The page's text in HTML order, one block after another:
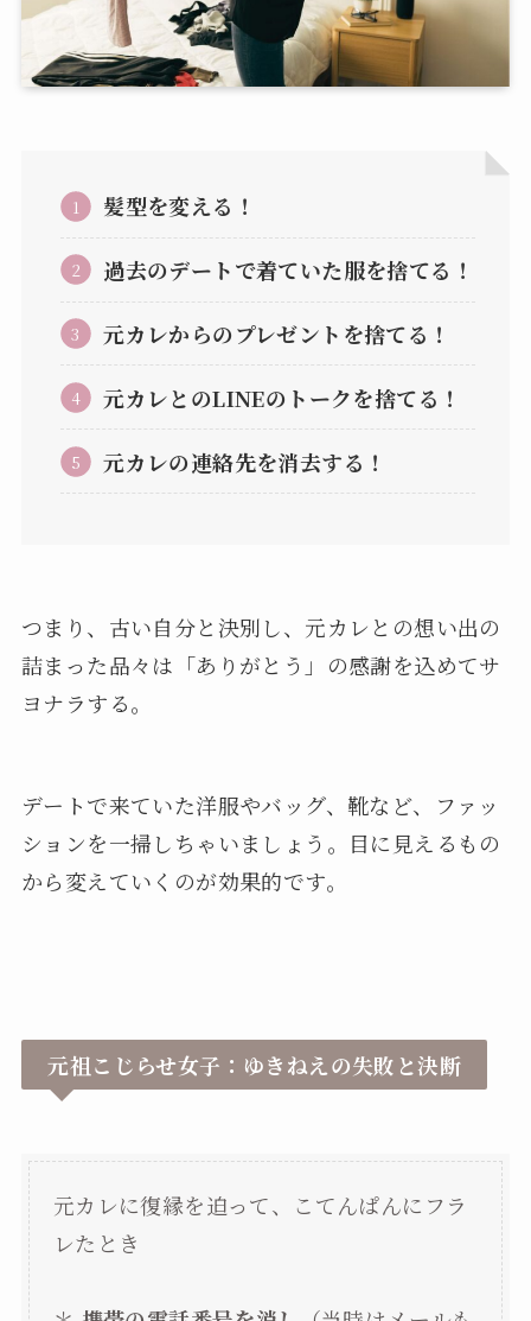
髪型を変える！
過去のデートで着ていた服を捨てる！
元カレからのプレゼントを捨てる！
元カレとのLINEのトークを捨てる！
元カレの連絡先を消去する！
つまり、古い自分と決別し、元カレとの想い出の
詰まった品々は「ありがとう」の感謝を込めてサ
ヨナラする。
デートで来ていた洋服やバッグ、靴など、ファッ
ションを一掃しちゃいましょう。目に見えるもの
から変えていくのが効果的です。
元祖こじらせ女子：ゆきねえの失敗と決断
元カレに復縁を迫って、こてんぱんにフラ
レたとき